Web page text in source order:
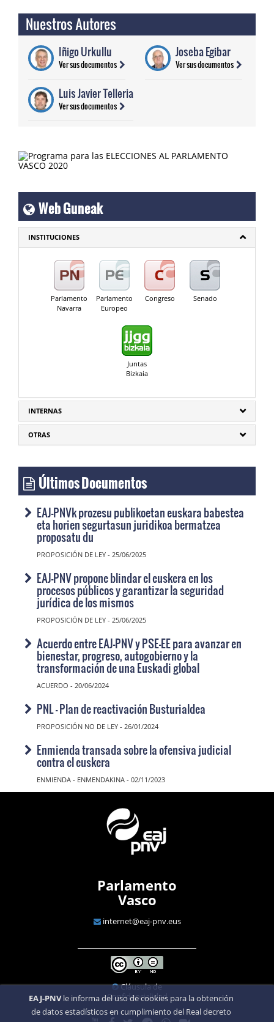
Nuestros Autores
Iñigo Urkullu
Ver sus documentos
Joseba Egibar
Ver sus documentos
Luis Javier Telleria
Ver sus documentos
Web Guneak
INSTITUCIONES
Parlamento
Navarra
Parlamento
Europeo
Congreso Senado
Juntas
Bizkaia
INTERNAS
OTRAS
Últimos Documentos
EAJ-PNVk prozesu publikoetan euskara babestea
eta horien segurtasun juridikoa bermatzea
proposatu du
PROPOSICIÓN DE LEY - 25/06/2025
EAJ-PNV propone blindar el euskera en los
procesos públicos y garantizar la seguridad
jurídica de los mismos
PROPOSICIÓN DE LEY - 25/06/2025
Acuerdo entre EAJ-PNV y PSE-EE para avanzar en
bienestar, progreso, autogobierno y la
transformación de una Euskadi global
ACUERDO - 20/06/2024
PNL - Plan de reactivación Busturialdea
PROPOSICIÓN NO DE LEY - 26/01/2024
Enmienda transada sobre la ofensiva judicial
contra el euskera
ENMIENDA - ENMENDAKINA - 02/11/2023
Parlamento
Vasco
internet@eaj-pnv.eus
Cláusula de
Confidencialidad
EAJ-PNVle informa del uso de cookies para la obtención
de datos estadísticos en cumplimiento del Real decreto